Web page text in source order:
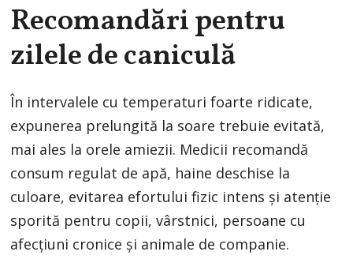
Recomandări pentru
zilele de caniculă
În intervalele cu temperaturi foarte ridicate,
expunerea prelungită la soare trebuie evitată,
mai ales la orele amiezii. Medicii recomandă
consum regulat de apă, haine deschise la
culoare, evitarea efortului fizic intens și atenție
sporită pentru copii, vârstnici, persoane cu
afecțiuni cronice și animale de companie.